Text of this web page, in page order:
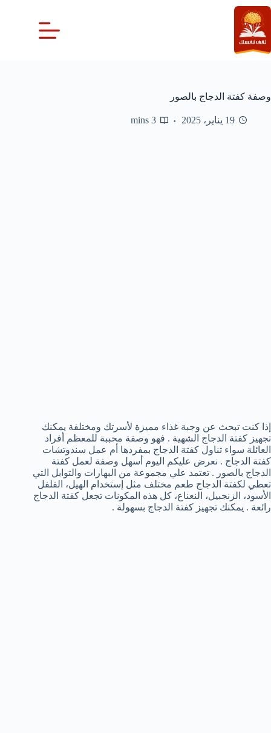
التجاوز
إلى
المحتوى
وصفة كفتة الدجاج بالصور
19 يناير، 2025 3 mins
إذا كنت تبحث عن وجبة غذاء مميزة لأسرتك ومختلفة يمكنك
تجهيز كفتة الدجاج الشهية . فهو وصفة محببة للمعظم أفراد
العائلة سواء تناول كفتة الدجاج بمفردها أم عمل سندوتشات
كفتة الدجاج . نعرض عليكم اليوم أسهل وصفة لعمل كفتة
الدجاج بالصور . تعتمد علي مجموعة من البهارات والتوابل التي
تعطي لكفتة الدجاج طعم مختلف مثل إستخدام الهيل، الفلفل
الأسود، الزنجبيل، النعناع، كل هذه المكونات تجعل كفتة الدجاج
رائعة . يمكنك تجهيز كفتة الدجاج بسهولة .